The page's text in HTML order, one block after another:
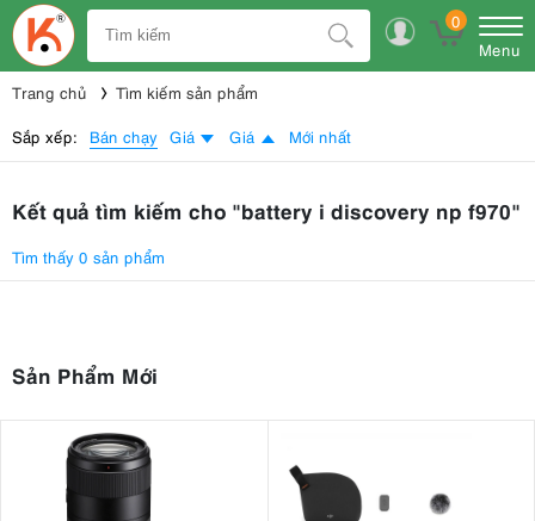
0
Menu
Trang chủ Tìm kiếm sản phẩm
Sắp xếp: Bán chạy Giá Giá Mới nhất
Kết quả tìm kiếm cho "battery i discovery np f970"
Tìm thấy 0 sản phẩm
Sản Phẩm Mới